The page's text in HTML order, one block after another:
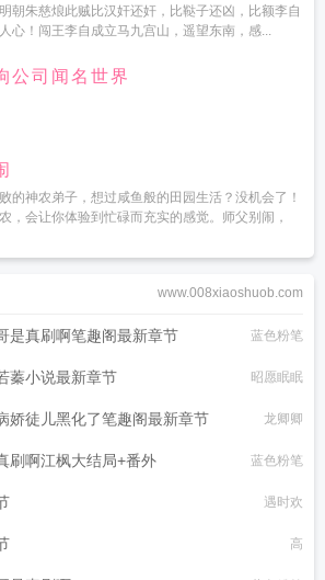
朝朱慈烺此贼比汉奸还奸，比鞑子还凶，比额李自
心！闯王李自成立马九宫山，遥望东南，感...
公司闻名世界
的神农弟子，想过咸鱼般的田园生活？没机会了！
，会让你体验到忙碌而充实的感觉。师父别闹，
www.008xiaoshuob.com
是真刷啊笔趣阁最新章节 蓝色粉笔
蓁小说最新章节 昭愿眠眠
娇徒儿黑化了笔趣阁最新章节 龙卿卿
刷啊江枫大结局+番外 蓝色粉笔
遇时欢
高